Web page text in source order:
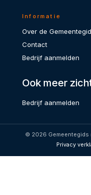
Informatie
Over de
Contact
Bedrijf aanmelden
Ook meer
Bedrijf aanmelden
© 2026 Gemeentegids
Privacy